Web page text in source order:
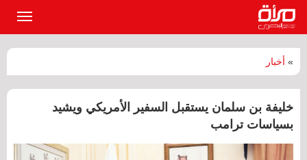
» أخبار
خليفة بن سلمان يستقبل السفير الأمريكي ويشيد
بسياسات ترامب